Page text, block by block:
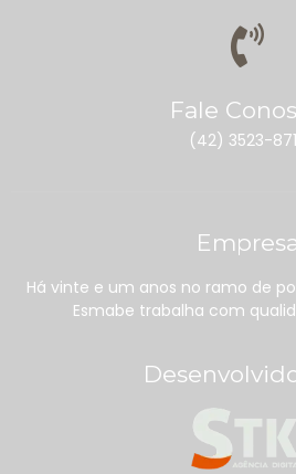
Fale
(42) 3523-
Há vinte e um anos no ramo de
Esmabe trabalha com